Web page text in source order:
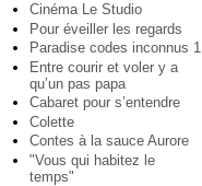
Cinéma Le Studio
Pour éveiller les regards
Paradise codes inconnus 1
Entre courir et voler y a
qu’un pas papa
Cabaret pour s’entendre
Colette
Contes à la sauce Aurore
"Vous qui habitez le
temps"